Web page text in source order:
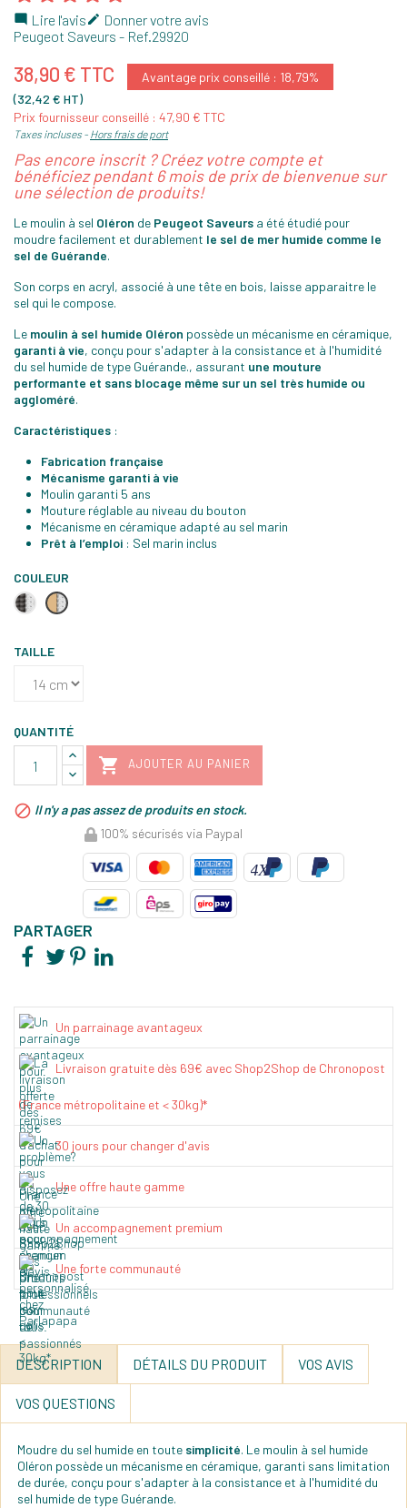
 Lire l'avis Donner votre avis
Peugeot Saveurs - Ref.29920
38,90 € TTC
Avantage prix conseillé : 18,79%
(32,42 € HT)
Prix fournisseur conseillé : 47,90 € TTC
Taxes incluses Hors frais de port
Pas encore inscrit ? Créez votre compte et
bénéficiez pendant 6 mois de prix de bienvenue sur
une sélection de produits!
Le moulin à sel Oléron de Peugeot Saveurs a été étudié pour
moudre facilement et durablement le sel de mer humide comme le
sel de Guérande.
Son corps en acryl, associé à une tête en bois, laisse apparaitre le
sel qui le compose.
Le moulin à sel humide Oléron possède un mécanisme en céramique,
garanti à vie, conçu pour s'adapter à la consistance et à l'humidité
du sel humide de type Guérande., assurant une mouture
performante et sans blocage même sur un sel très humide ou
aggloméré.
Caractéristiques :
Fabrication française
Mécanisme garanti à vie
Moulin garanti 5 ans
Mouture réglable au niveau du bouton
Mécanisme en céramique adapté au sel marin
Prêt à l’emploi : Sel marin inclus
COULEUR
Transparent
chocolat
Transparent
TAILLE
QUANTITÉ
 AJOUTER AU PANIER
 Il n'y a pas assez de produits en stock.
100% sécurisés via Paypal
PARTAGER
Un parrainage avantageux
Livraison gratuite dès 69€ avec Shop2Shop de Chronopost
(France métropolitaine et < 30kg)*
30 jours pour changer d'avis
Une offre haute gamme
Un accompagnement premium
Une forte communauté
DESCRIPTION DÉTAILS DU PRODUIT VOS AVIS
VOS QUESTIONS
Moudre du sel humide en toute simplicité. Le moulin à sel humide
Oléron possède un mécanisme en céramique, garanti sans limitation
de durée, conçu pour s'adapter à la consistance et à l'humidité du
sel humide de type Guérande.